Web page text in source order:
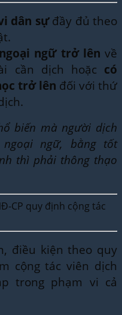
dân sựđầy đủ theo
ngữ trở lên về
cần dịch hoặc có
trở lên đối với thứ
biến mà người dịch
ngữ, bằng tốt
thì phải thông thạo
CP quy định cộng tác
điều kiện theo quy
cộng tác viên dịch
trong phạm vi cả